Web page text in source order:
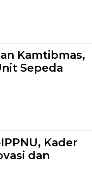
Kamtibmas,
Sepeda
Kader
dan